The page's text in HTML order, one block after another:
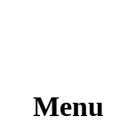
Menu